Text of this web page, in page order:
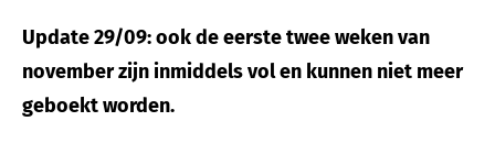
Update 29/09: ook de eerste twee weken van
november zijn inmiddels vol en kunnen niet meer
geboekt worden.